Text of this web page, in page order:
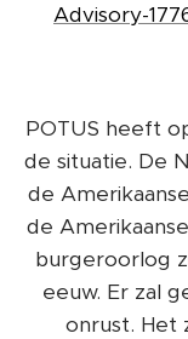
Advisory-
POTUS heeft
de situatie. De
de
de
burgeroorlog
eeuw. Er zal
onrust. Het